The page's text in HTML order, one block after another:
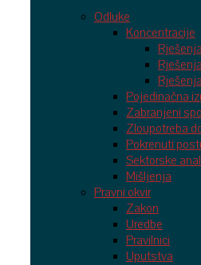
Odluke
Koncentracije
Pojedinačna
Zabranjeni
Zloupotreba
Pokrenuti
Sektorske
Mišljenja
Pravni okvir
Zakon
Uredbe
Pravilnici
Uputstva